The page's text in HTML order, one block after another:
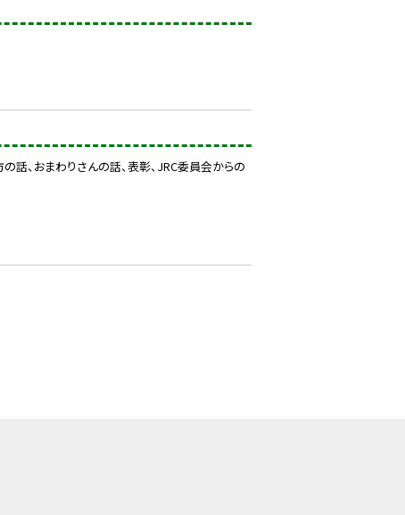
話、おまわりさんの話、表彰、JRC委員会からの